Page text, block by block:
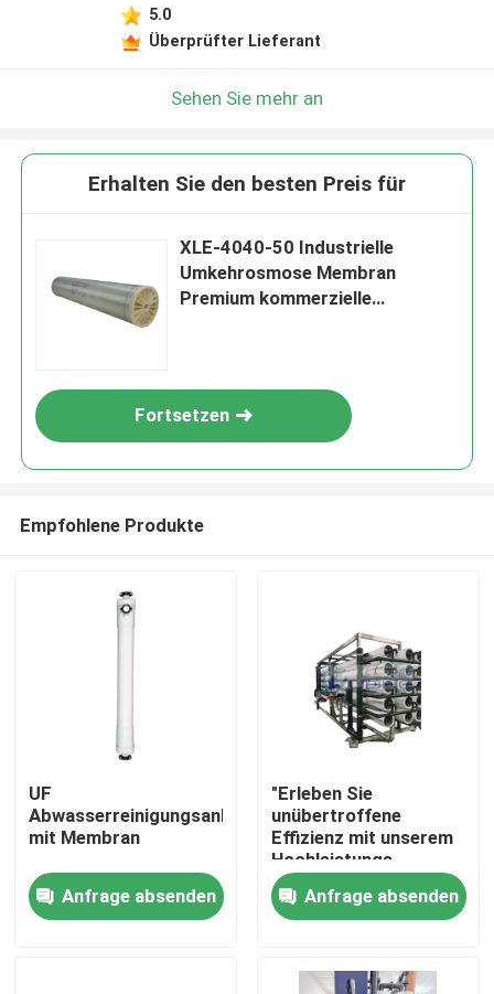
Haus
Produkte
5.0
Überprüfter Lieferant
Sehen Sie mehr an
Erhalten Sie den besten Preis für
XLE-4040-50 Industrielle
Umkehrosmose Membran
Premium kommerzielle
Fortsetzen
Empfohlene Produkte
UF
Abwasserreinigungsanlagen
mit Membran
Anfrage absenden
"Erleben Sie
unübertroffene
Effizienz mit unserem
Hochleistungs-
Membranbioreaktor
für Umkehrosmose"
Anfrage absenden